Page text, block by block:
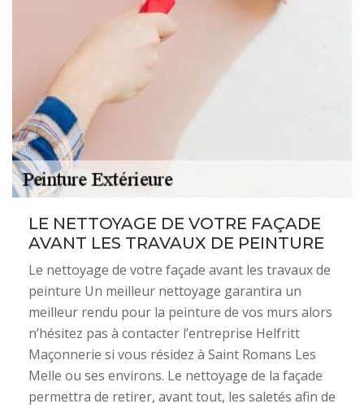
LE NETTOYAGE DE VOTRE FAÇADE
AVANT LES TRAVAUX DE PEINTURE
Le nettoyage de votre façade avant les travaux de
peinture Un meilleur nettoyage garantira un
meilleur rendu pour la peinture de vos murs alors
n’hésitez pas à contacter l’entreprise Helfritt
Maçonnerie si vous résidez à Saint Romans Les
Melle ou ses environs. Le nettoyage de la façade
permettra de retirer, avant tout, les saletés afin de